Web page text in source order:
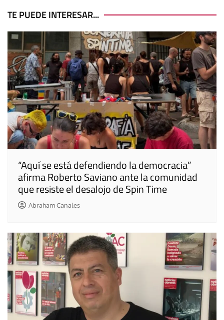
entradas
TE PUEDE INTERESAR...
“Aquí se está defendiendo la democracia”
afirma Roberto Saviano ante la comunidad
que resiste el desalojo de Spin Time
Abraham Canales